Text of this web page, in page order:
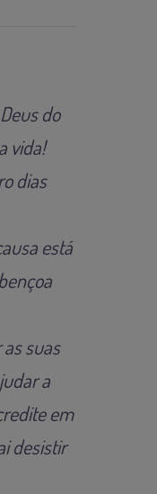
do
vida!
dias
está
suas
a
em
desistir